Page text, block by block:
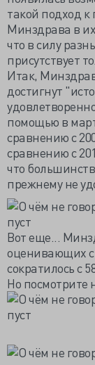
такой подход
Минздрава в
что в силу
присутствует
Итак,
достигнут
помощью в
сравнению с
сравнению с
что
прежнему не
Вот еще...
оценивающих
сократилось с
Но посмотрите